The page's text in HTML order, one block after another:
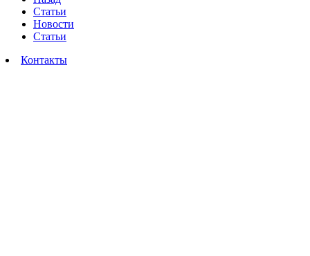
Статьи
Новости
Статьи
Контакты